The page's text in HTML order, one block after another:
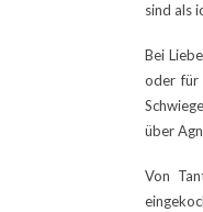
sind als
Bei
oder für
über
Von